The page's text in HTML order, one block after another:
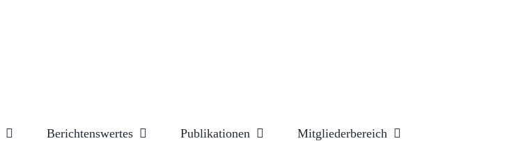
Berichtenswertes Publikationen Mitgliederbereich